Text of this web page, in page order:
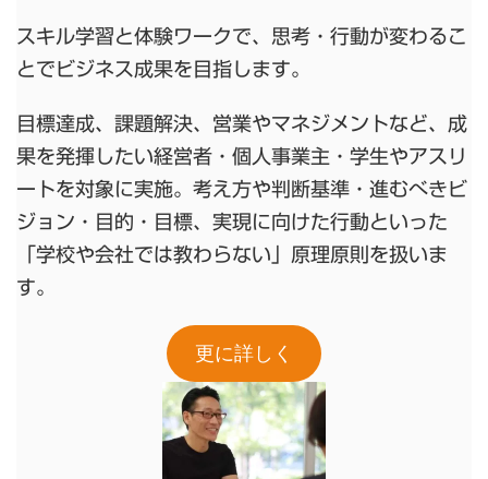
スキル学習と体験ワークで、思考・行動が変わるこ
とでビジネス成果を目指します。
目標達成、課題解決、営業やマネジメントなど、成
果を発揮したい経営者・個人事業主・学生やアスリ
ートを対象に実施。考え方や判断基準・進むべきビ
ジョン・目的・目標、実現に向けた行動といった
「学校や会社では教わらない」原理原則を扱いま
す。
更に詳しく